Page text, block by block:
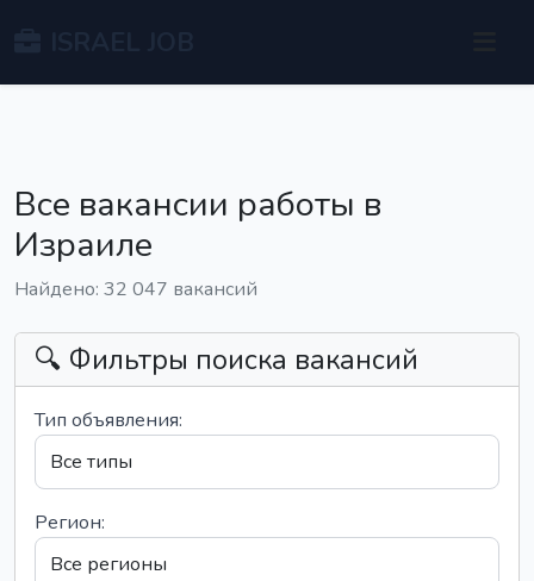
Все вакансии работы в
Израиле
Найдено: 32 047 вакансий
🔍 Фильтры поиска вакансий
Тип объявления:
Регион: